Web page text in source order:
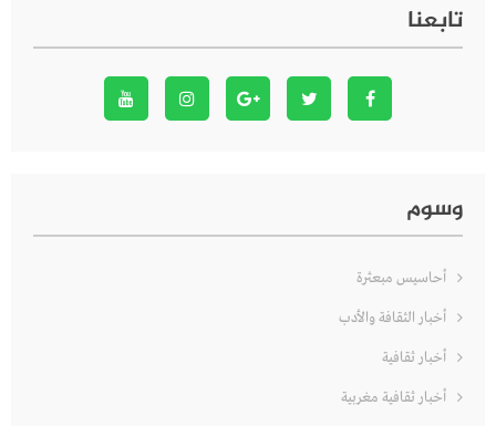
تابعنا
وسوم
أحاسيس مبعثرة
أخبار الثقافة والأدب
أخبار ثقافية
أخبار ثقافية مغربية